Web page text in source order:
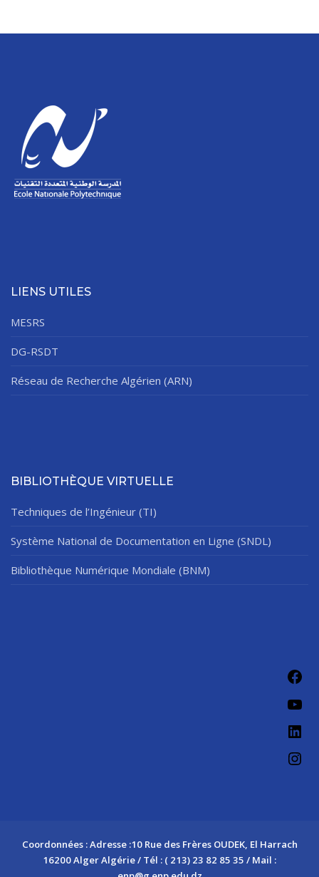
LIENS UTILES
MESRS
DG-RSDT
Réseau de Recherche Algérien (ARN)
BIBLIOTHÈQUE VIRTUELLE
Techniques de l’Ingénieur (TI)
Système National de Documentation en Ligne (SNDL)
Bibliothèque Numérique Mondiale (BNM)
Coordonnées : Adresse :10 Rue des Frères OUDEK, El Harrach
16200 Alger Algérie / Tél : ( 213) 23 82 85 35 / Mail :